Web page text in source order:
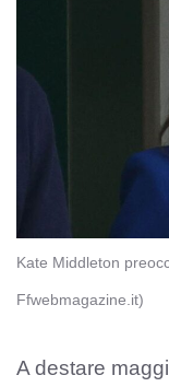
Kate Middleton
Ffwebmagazine.it)
A destare